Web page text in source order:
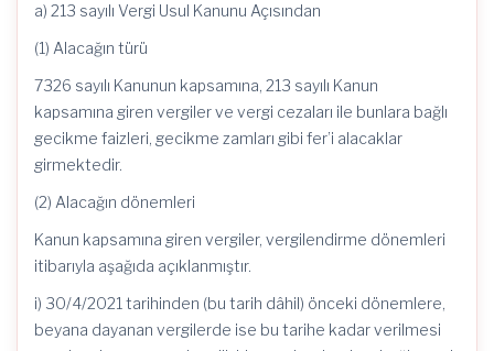
a) 213 sayılı Vergi Usul Kanunu Açısından
(1) Alacağın türü
7326 sayılı Kanunun kapsamına, 213 sayılı Kanun
kapsamına giren vergiler ve vergi cezaları ile bunlara bağlı
gecikme faizleri, gecikme zamları gibi fer’i alacaklar
girmektedir.
(2) Alacağın dönemleri
Kanun kapsamına giren vergiler, vergilendirme dönemleri
itibarıyla aşağıda açıklanmıştır.
i) 30/4/2021 tarihinden (bu tarih dâhil) önceki dönemlere,
beyana dayanan vergilerde ise bu tarihe kadar verilmesi